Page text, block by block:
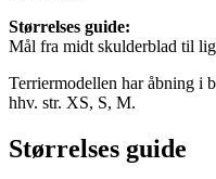
Størrelses guide:
Mål fra midt skulderblad til
Terriermodellen har åbning i
hhv. str. XS, S, M.
Størrelses guide